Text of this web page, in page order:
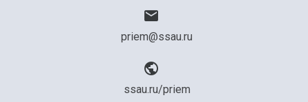
priem@ssau.ru
ssau.ru/priem